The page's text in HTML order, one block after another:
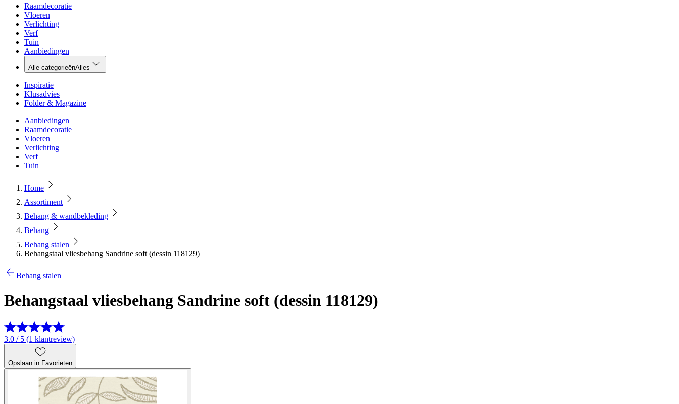
Raamdecoratie
Vloeren
Verlichting
Verf
Tuin
Aanbiedingen
Alle categorieënAlles
Inspiratie
Klusadvies
Folder & Magazine
Aanbiedingen
Raamdecoratie
Vloeren
Verlichting
Verf
Tuin
Home
Assortiment
Behang & wandbekleding
Behang
Behang stalen
Behangstaal vliesbehang Sandrine soft (dessin 118129)
Behang stalen
Behangstaal vliesbehang Sandrine soft (dessin 118129)
3.0 / 5 (1 klantreview)
Opslaan in Favorieten